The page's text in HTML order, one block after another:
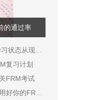
的通过率
从现在做起
复习计划
FRM考试
备考资料？